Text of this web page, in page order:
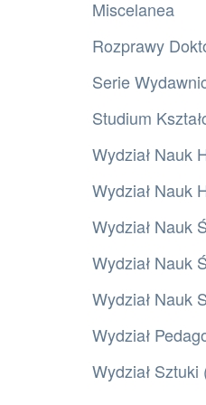
Miscelanea
Rozprawy
Serie
Studium
Wydział Nauk
Wydział Nauk
Wydział Nauk
Wydział Nauk
Wydział Nauk
Wydział
Wydział Sztuki